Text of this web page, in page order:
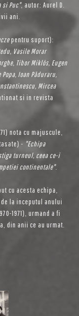
si Puc", autor: Aurel D.
ani.
pentru suport):
Vasile Morar
Tibor Miklós, Eugen
Popa, Ioan Păduraru,
Mircea
si in revista
nota cu majuscule,
- "Echipa
turneul, ceea ce-i
continentale".
cu acesta echipa,
la inceputul anului
1971), urmand a fi
din anii ce au urmat.